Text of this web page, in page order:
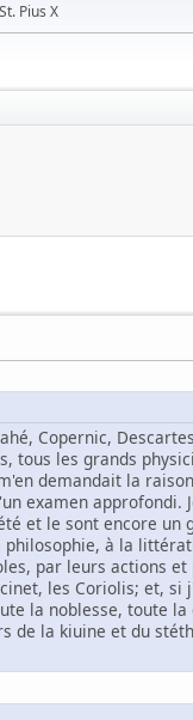
Pius X
Copernic,
tous les grands
demandait la
examen approfondi.
et le sont encore un
à la
par leurs actions
les Coriolis; et,
la noblesse, toute
la kiuine et du